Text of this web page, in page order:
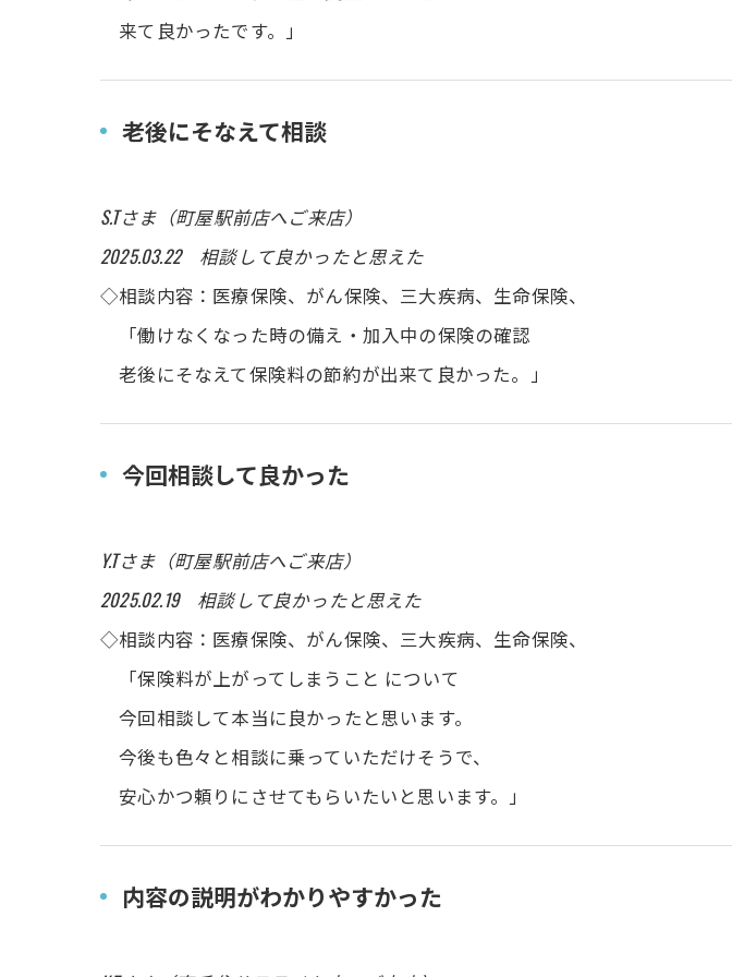
来て良かったです。」
老後にそなえて相談
S.Tさま（町屋駅前店へご来店）
2025.03.22 相談して良かったと思えた
◇相談内容：医療保険、がん保険、三大疾病、生命保険、
「働けなくなった時の備え・加入中の保険の確認
老後にそなえて保険料の節約が出来て良かった。」
今回相談して良かった
Y.Tさま（町屋駅前店へご来店）
2025.02.19 相談して良かったと思えた
◇相談内容：医療保険、がん保険、三大疾病、生命保険、
「保険料が上がってしまうこと について
今回相談して本当に良かったと思います。
今後も色々と相談に乗っていただけそうで、
安心かつ頼りにさせてもらいたいと思います。」
内容の説明がわかりやすかった